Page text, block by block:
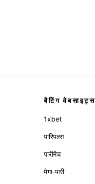
बैटिंग वेबसाइट्स
1xbet
पारिपल्स
पारीमैच
मेगा-पारी